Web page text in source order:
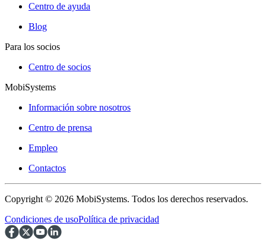
Centro de ayuda
Blog
Para los socios
Centro de socios
MobiSystems
Información sobre nosotros
Centro de prensa
Empleo
Contactos
Copyright © 2026 MobiSystems. Todos los derechos reservados.
Condiciones de usoPolítica de privacidad